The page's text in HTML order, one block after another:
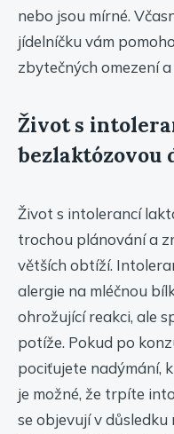
nebo jsou mírné.
jídelníčku vám
zbytečných omezení
Život s
bezlaktózovou
Život s intolerancí
trochou plánování a
větších obtíží.
alergie na mléčnou
ohrožující reakci, ale
potíže. Pokud po
pociťujete nadýmání,
je možné, že trpíte
se objevují v